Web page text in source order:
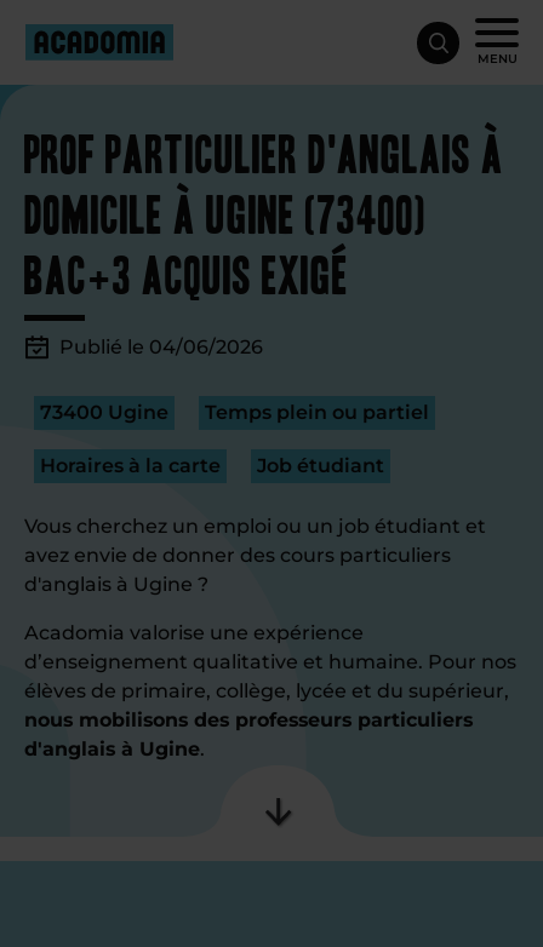
MENU
Prof particulier d'anglais à
domicile à Ugine (73400)
Bac+3 acquis exigé
Publié le 04/06/2026
73400 Ugine Temps plein ou partiel
Horaires à la carte Job étudiant
Vous cherchez un emploi ou un job étudiant et
avez envie de donner des cours particuliers
d'anglais à Ugine ?
Acadomia valorise une expérience
d’enseignement qualitative et humaine. Pour nos
élèves de primaire, collège, lycée et du supérieur,
nous mobilisons des professeurs particuliers
d'anglais à Ugine.